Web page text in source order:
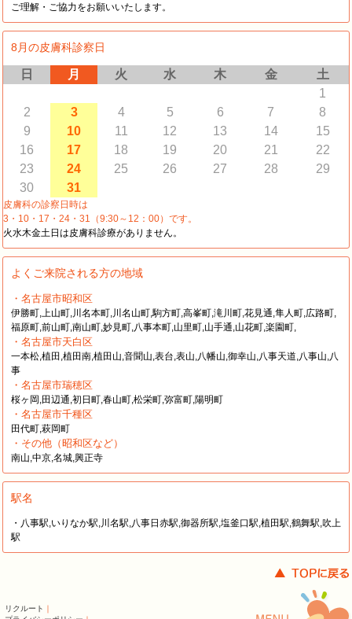
ご理解・ご協力をお願いいたします。
8月の皮膚科診察日
日 月 火 水 木 金
土
1
2
3 4 5 6 7
8
9
10 11 12 13 14
15
16
17 18 19 20 21
22
23
24 25 26 27 28
29
30
31
皮膚科の診察日時は
3・10・17・24・31（9:30～12：00）です。
火水木金土日は皮膚科診療がありません。
よくご来院される方の地域
・名古屋市昭和区
伊勝町,上山町,川名本町,川名山町,駒方町,高峯町,滝川町,花見通,隼人町,広路町,
福原町,前山町,南山町,妙見町,八事本町,山里町,山手通,山花町,楽園町,
・名古屋市天白区
一本松,植田,植田南,植田山,音聞山,表台,表山,八幡山,御幸山,八事天道,八事山,八
事
・名古屋市瑞穂区
桜ヶ岡,田辺通,初日町,春山町,松栄町,弥富町,陽明町
・名古屋市千種区
田代町,萩岡町
・その他（昭和区など）
南山,中京,名城,興正寺
駅名
・八事駅,いりなか駅,川名駅,八事日赤駅,御器所駅,塩釜口駅,植田駅,鶴舞駅,吹上
駅
リクルート ｜